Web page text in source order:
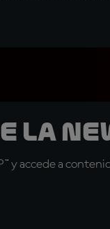
la
y accede a